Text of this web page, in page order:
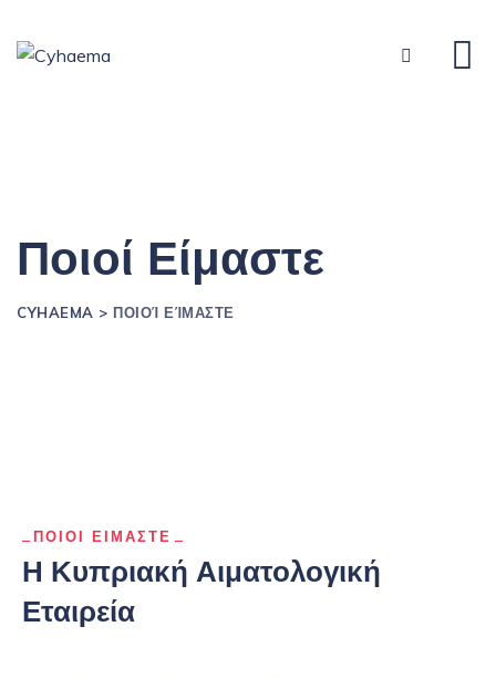
Ποιοί Είμαστε
CYHAEMA > ΠΟΙΟΊ ΕΊΜΑΣΤΕ
ΠΟΙΟΙ ΕΙΜΑΣΤΕ
Η Κυπριακή Αιματολογική
Εταιρεία